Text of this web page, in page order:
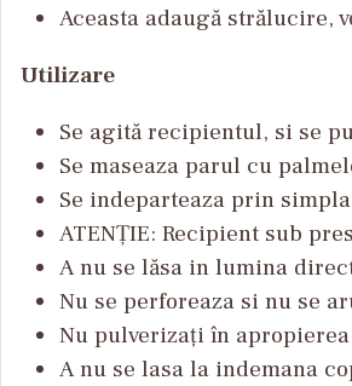
Aceasta adaugă strălucire,
Utilizare
Se agită recipientul, si se
Se maseaza parul cu
Se indeparteaza prin
ATENȚIE: Recipient sub
A nu se lăsa in lumina
Nu se perforeaza si nu se
Nu pulverizați în
A nu se lasa la indemana